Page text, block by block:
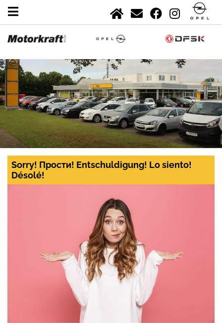
Sorry! Прости! Entschuldigung! Lo siento!
Désolé!